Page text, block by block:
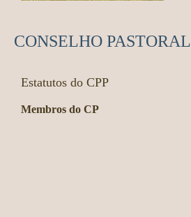
CONSELHO PASTORAL
Estatutos do CPP
Membros do CP